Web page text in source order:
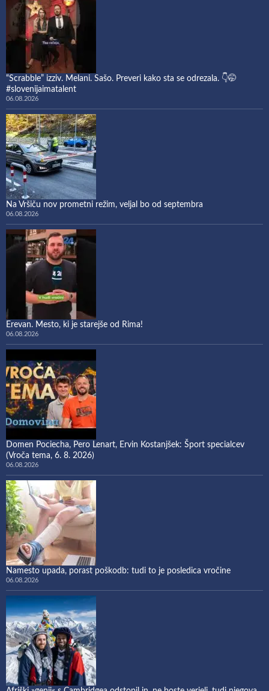
“Scrabble” izziv. Melani. Sašo. Preveri kako sta se odrezala. 👇🤭
#slovenijaimatalent
06.08.2026
Na Vršiču nov prometni režim, veljal bo od septembra
06.08.2026
Erevan. Mesto, ki je starejše od Rima!
06.08.2026
Domen Pociecha, Pero Lenart, Ervin Kostanjšek: Šport specialcev
(Vroča tema, 6. 8. 2026)
06.08.2026
Namesto upada, porast poškodb: tudi to je posledica vročine
06.08.2026